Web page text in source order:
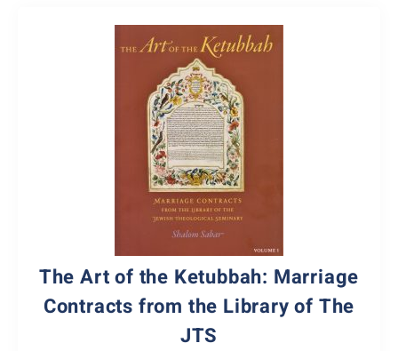
The Art of the Ketubbah: Marriage
Contracts from the Library of The
JTS